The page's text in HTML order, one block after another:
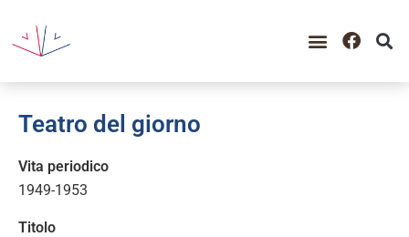
Teatro del giorno
Vita periodico
1949-1953
Titolo